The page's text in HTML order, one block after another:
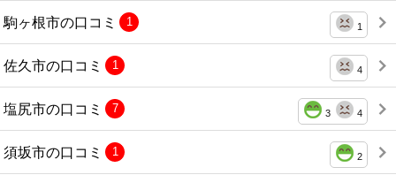
駒ヶ根市の口コミ 1
1
佐久市の口コミ 4
1
塩尻市の口コミ 3 4
7
須坂市の口コミ 2
1